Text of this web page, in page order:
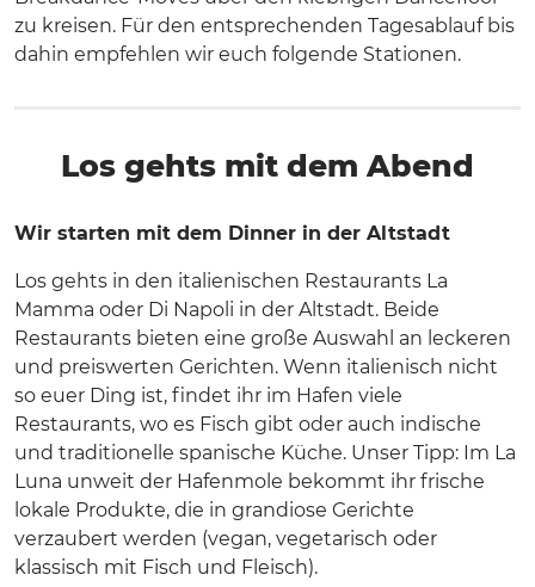
zu kreisen. Für den entsprechenden Tagesablauf bis
dahin empfehlen wir euch folgende Stationen.
Los gehts mit dem Abend
Wir starten mit dem Dinner in der Altstadt
Los gehts in den italienischen Restaurants La
Mamma oder Di Napoli in der Altstadt. Beide
Restaurants bieten eine große Auswahl an leckeren
und preiswerten Gerichten. Wenn italienisch nicht
so euer Ding ist, findet ihr im Hafen viele
Restaurants, wo es Fisch gibt oder auch indische
und traditionelle spanische Küche. Unser Tipp: Im La
Luna unweit der Hafenmole bekommt ihr frische
lokale Produkte, die in grandiose Gerichte
verzaubert werden (vegan, vegetarisch oder
klassisch mit Fisch und Fleisch).